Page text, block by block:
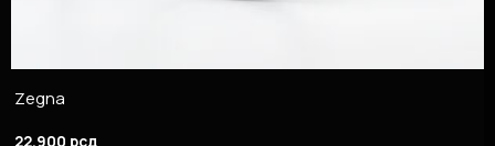
Zegna
22.900 рсд